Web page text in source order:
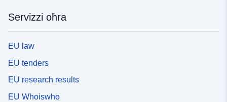
Servizzi oħra
EU law
EU tenders
EU research results
EU Whoiswho